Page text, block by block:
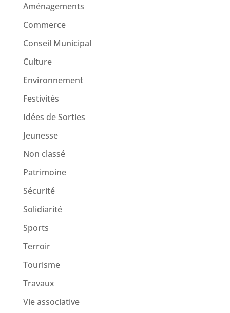
Aménagements
Commerce
Conseil Municipal
Culture
Environnement
Festivités
Idées de Sorties
Jeunesse
Non classé
Patrimoine
Sécurité
Solidiarité
Sports
Terroir
Tourisme
Travaux
Vie associative